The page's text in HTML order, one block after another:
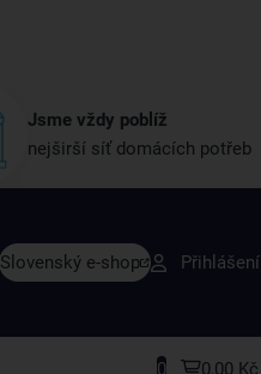
Jsme vždy poblíž
nejširší síť domácích potřeb
Slovenský e-shop Přihlášení
0 0,00 Kč